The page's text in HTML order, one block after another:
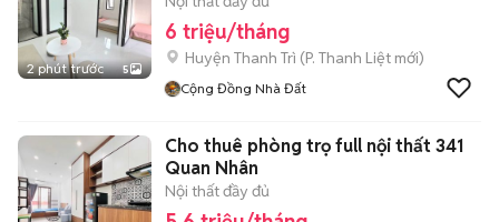
2 phút trước 5
6 triệu/tháng
Huyện Thanh Trì (P. Thanh Liệt mới)
Cộng Đồng Nhà Đất
Cho thuê phòng trọ full nội thất 341
Quan Nhân
Nội thất đầy đủ